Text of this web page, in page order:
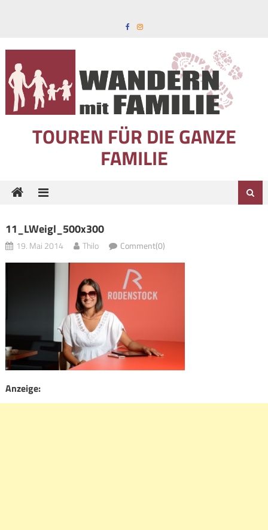
TOUREN FÜR DIE GANZE
FAMILIE
11_LWeigl_500x300
19. Mai 2014 Thilo Comment(0)
Anzeige: